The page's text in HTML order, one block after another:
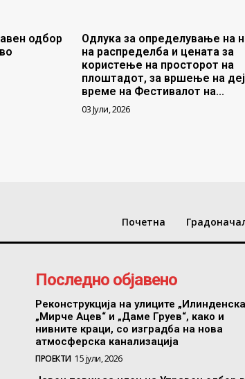
одбор
Одлука за определување на
на распределба и цената за
користење на просторот на
плоштадот, за вршење на
време на Фестивалот на...
03 Јули, 2026
Почетна
Последно објавено
Реконструкција на улиците
„Мирче Ацев“ и „Даме Груев“, како и
нивните краци, со изградба на нова
атмосферска канализација
ПРОЕКТИ 15 јули, 2026